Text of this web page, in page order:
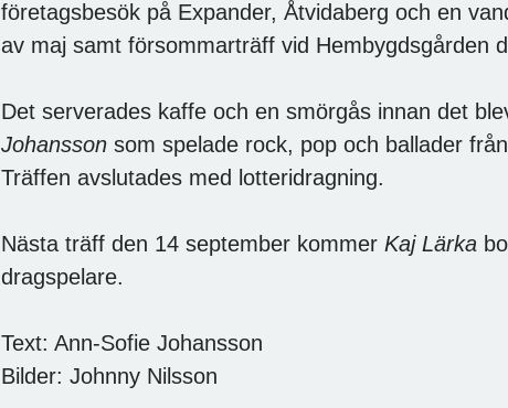
företagsbesök på Expander, Åtvidaberg och en
av maj samt försommarträff vid Hembygdsgården
Det serverades kaffe och en smörgås innan det
Johansson som spelade rock, pop och ballader
Träffen avslutades med lotteridragning.
Nästa träff den 14 september kommer Kaj Lärka
dragspelare.
Text: Ann-Sofie Johansson
Bilder: Johnny Nilsson